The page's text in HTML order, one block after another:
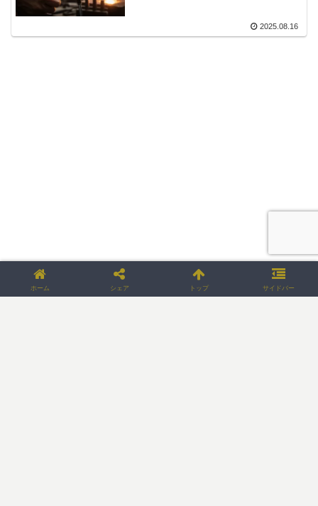
2025.08.16
ホーム シェア トップ サイドバー